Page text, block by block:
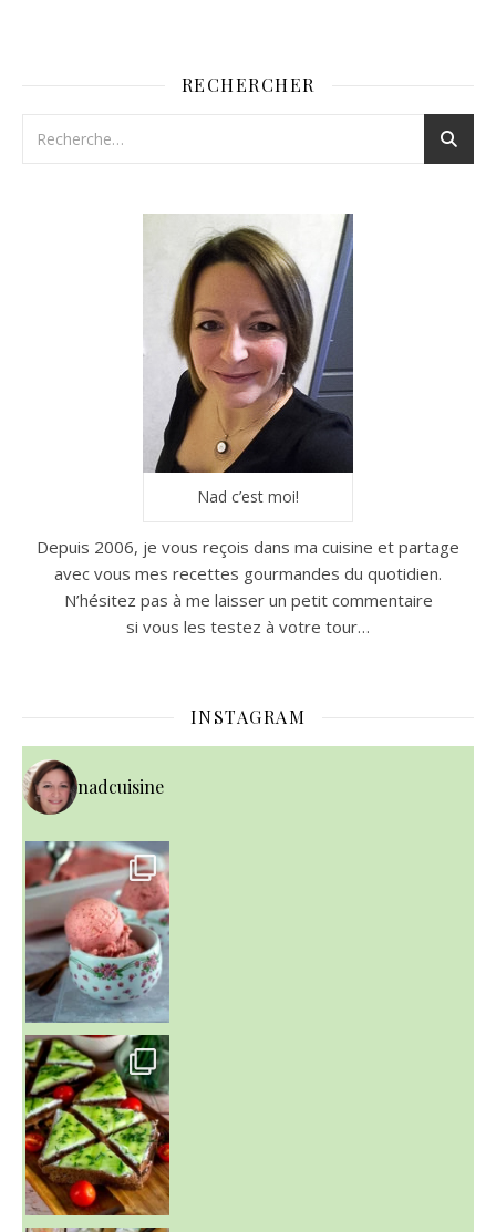
RECHERCHER
Nad c’est moi!
Depuis 2006, je vous reçois dans ma cuisine et partage
avec vous mes recettes gourmandes du quotidien.
N’hésitez pas à me laisser un petit commentaire
si vous les testez à votre tour…
INSTAGRAM
nadcuisine
~ NICE CREAM À LA FRAISE ~
Presque un mois que